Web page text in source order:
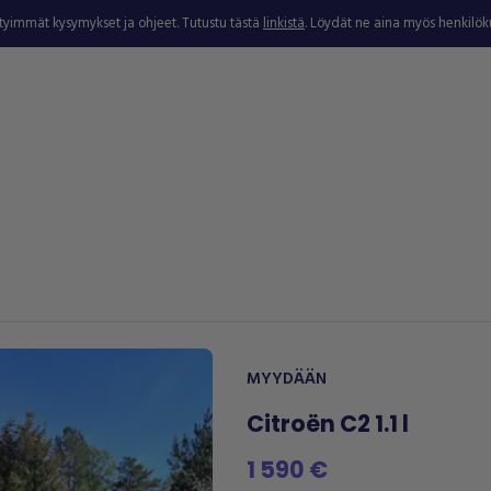
kysymykset ja ohjeet. Tutustu tästälinkistä. Löydät ne aina myös
MYYDÄÄN
Citroën C2 1.1 l
1 590 €